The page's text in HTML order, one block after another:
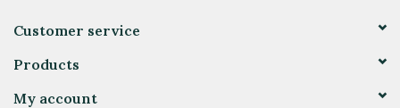
Customer service
Products
My account